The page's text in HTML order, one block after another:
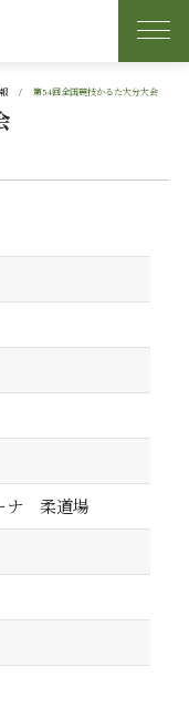
第54回全国競技かるた大分大会
ナ 柔道場